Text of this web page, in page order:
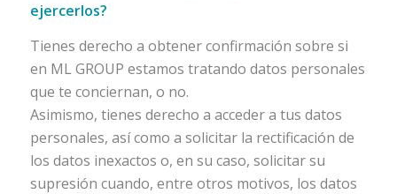
ejercerlos?
Tienes derecho a obtener confirmación sobre si
en ML GROUP estamos tratando datos personales
que te conciernan, o no.
Asimismo, tienes derecho a acceder a tus datos
personales, así como a solicitar la rectificación de
los datos inexactos o, en su caso, solicitar su
supresión cuando, entre otros motivos, los datos